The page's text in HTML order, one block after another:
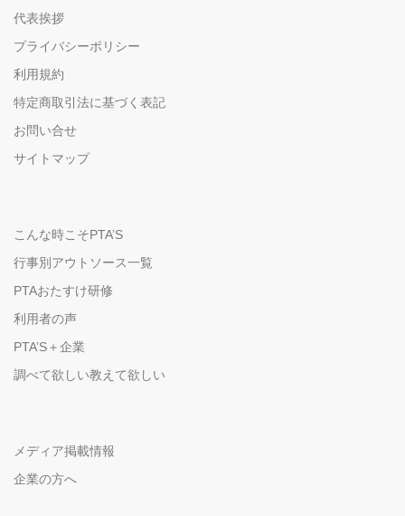
代表挨拶
プライバシーポリシー
利用規約
特定商取引法に基づく表記
お問い合せ
サイトマップ
こんな時こそPTA’S
行事別アウトソース一覧
PTAおたすけ研修
利用者の声
PTA’S＋企業
調べて欲しい教えて欲しい
メディア掲載情報
企業の方へ